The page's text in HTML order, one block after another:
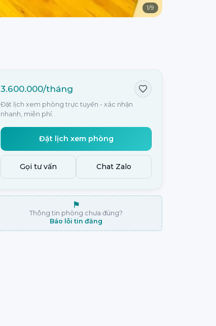
1/9
3.600.000/tháng
Đặt lịch xem phòng trực tuyến - xác nhận
nhanh, miễn phí.
Đặt lịch xem phòng
Gọi tư vấn Chat Zalo
⚑
Thông tin phòng chưa đúng?
Báo lỗi tin đăng